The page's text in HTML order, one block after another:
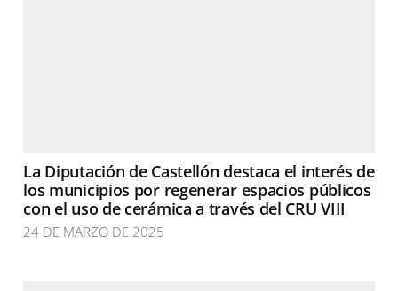
La Diputación de Castellón destaca el interés de
los municipios por regenerar espacios públicos
con el uso de cerámica a través del CRU VIII
24 DE MARZO DE 2025